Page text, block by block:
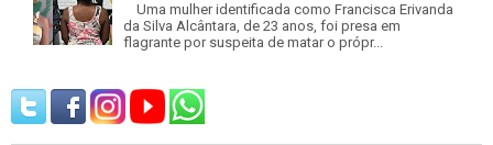
Uma mulher identificada como Francisca Erivanda
da Silva Alcântara, de 23 anos, foi presa em
flagrante por suspeita de matar o própr...